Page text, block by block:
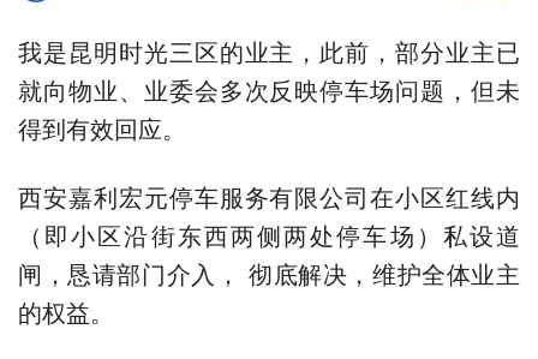
我是昆明时光三区的业主，此前，部分业主已
就向物业、业委会多次反映停车场问题，但未
得到有效回应。
西安嘉利宏元停车服务有限公司在小区红线内
（即小区沿街东西两侧两处停车场）私设道
闸，恳请部门介入， 彻底解决，维护全体业主
的权益。